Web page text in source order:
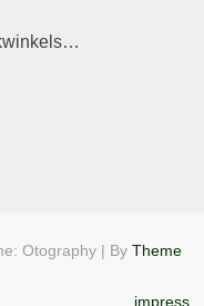
Otography | ByTheme
impress